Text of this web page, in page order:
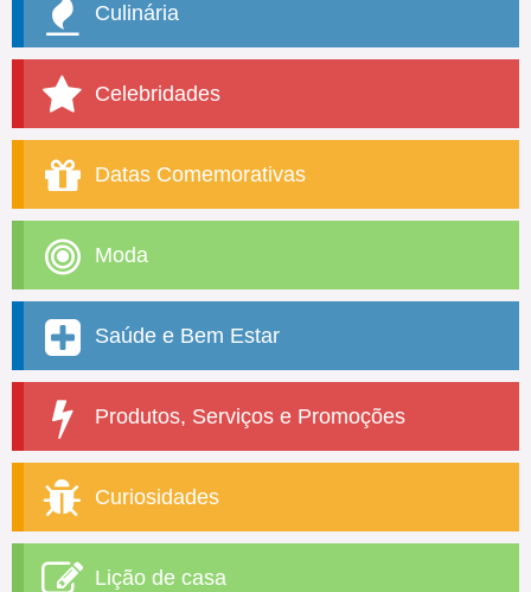
Culinária
Celebridades
Datas Comemorativas
Moda
Saúde e Bem Estar
Produtos, Serviços e Promoções
Curiosidades
Lição de casa